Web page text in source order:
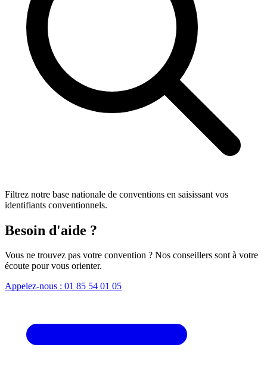
Filtrez notre base nationale de conventions en saisissant vos
identifiants conventionnels.
Besoin d'aide ?
Vous ne trouvez pas votre convention ? Nos conseillers sont à votre
écoute pour vous orienter.
Appelez-nous : 01 85 54 01 05